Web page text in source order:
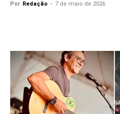
Por Redação - 7 de maio de 2026